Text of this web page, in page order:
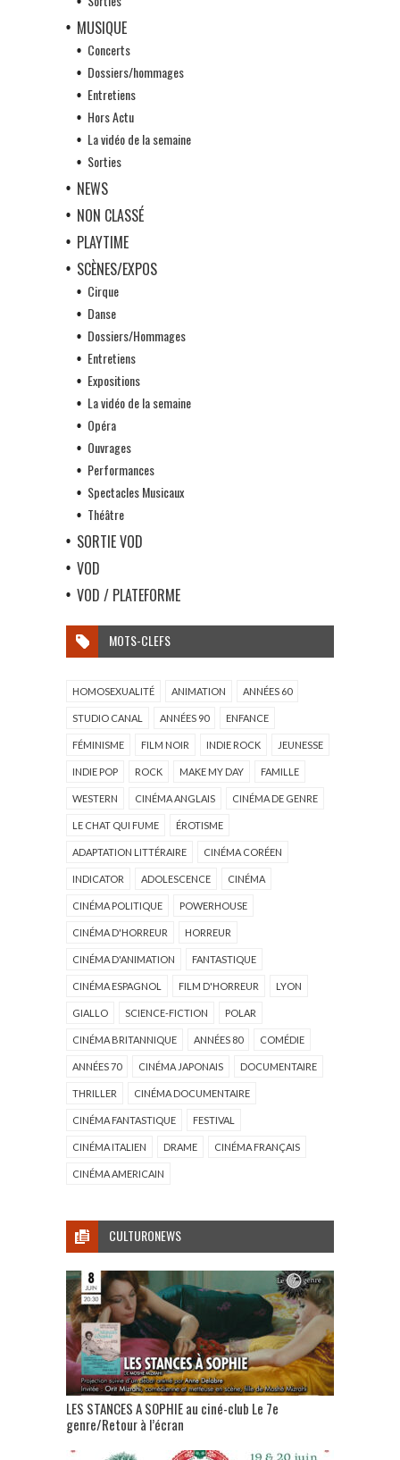
MUSIQUE
Concerts
Dossiers/hommages
Entretiens
Hors Actu
La vidéo de la semaine
Sorties
NEWS
NON CLASSÉ
PLAYTIME
SCÈNES/EXPOS
Cirque
Danse
Dossiers/Hommages
Entretiens
Expositions
La vidéo de la semaine
Opéra
Ouvrages
Performances
Spectacles Musicaux
Théâtre
SORTIE VOD
VOD
VOD / PLATEFORME
MOTS-CLEFS
HOMOSEXUALITÉ ANIMATION ANNÉES 60
STUDIO CANAL ANNÉES 90 ENFANCE
FÉMINISME FILM NOIR INDIE ROCK JEUNESSE
INDIE POP ROCK MAKE MY DAY FAMILLE
WESTERN CINÉMA ANGLAIS CINÉMA DE GENRE
LE CHAT QUI FUME ÉROTISME
ADAPTATION LITTÉRAIRE CINÉMA CORÉEN
INDICATOR ADOLESCENCE CINÉMA
CINÉMA POLITIQUE POWERHOUSE
CINÉMA D'HORREUR HORREUR
CINÉMA D'ANIMATION FANTASTIQUE
CINÉMA ESPAGNOL FILM D'HORREUR LYON
GIALLO SCIENCE-FICTION POLAR
CINÉMA BRITANNIQUE ANNÉES 80 COMÉDIE
ANNÉES 70 CINÉMA JAPONAIS DOCUMENTAIRE
THRILLER CINÉMA DOCUMENTAIRE
CINÉMA FANTASTIQUE FESTIVAL
CINÉMA ITALIEN DRAME CINÉMA FRANÇAIS
CINÉMA AMERICAIN
CULTURONEWS
LES STANCES A SOPHIE au ciné-club Le 7e
genre/Retour à l’écran